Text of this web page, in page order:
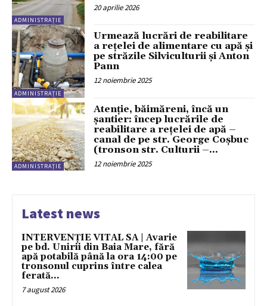
ADMINISTRAȚIE
20 aprilie 2026
ADMINISTRAȚIE
Urmează lucrări de reabilitare
a rețelei de alimentare cu apă și
pe străzile Silviculturii și Anton
Pann
12 noiembrie 2025
ADMINISTRAȚIE
Atenție, băimăreni, încă un
șantier: încep lucrările de
reabilitare a rețelei de apă –
canal de pe str. George Coșbuc
(tronson str. Culturii –...
12 noiembrie 2025
Latest news
INTERVENȚIE VITAL SA | Avarie
pe bd. Unirii din Baia Mare, fără
apă potabilă până la ora 14:00 pe
tronsonul cuprins între calea
ferată...
7 august 2026